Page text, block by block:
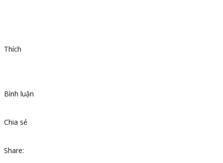
Thích
Bình luận
Chia sẻ
Share: